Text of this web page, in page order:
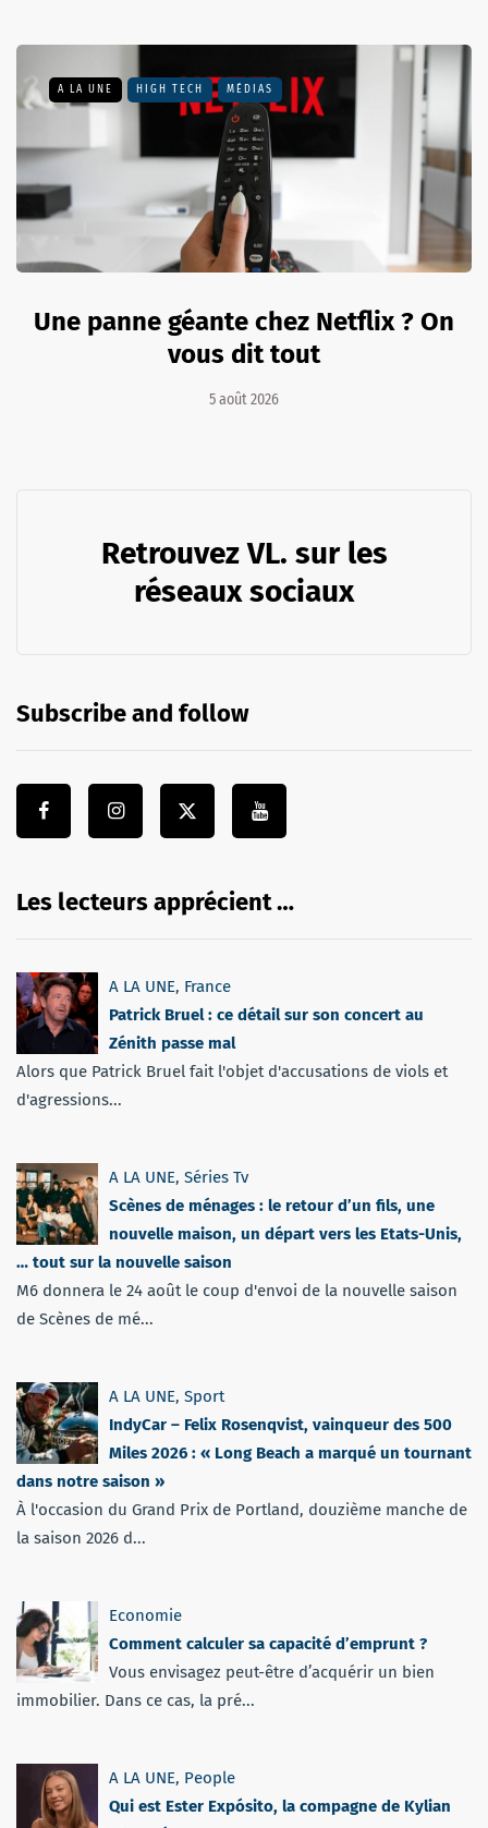
A LA UNE HIGH TECH MÉDIAS
Une panne géante chez Netflix ? On
vous dit tout
5 août 2026
Retrouvez VL. sur les
réseaux sociaux
Subscribe and follow
Les lecteurs apprécient …
A LA UNE, France
Patrick Bruel : ce détail sur son concert au
Zénith passe mal
Alors que Patrick Bruel fait l'objet d'accusations de viols et
d'agressions...
A LA UNE, Séries Tv
Scènes de ménages : le retour d’un fils, une
nouvelle maison, un départ vers les Etats-Unis,
… tout sur la nouvelle saison
M6 donnera le 24 août le coup d'envoi de la nouvelle saison
de Scènes de mé...
A LA UNE, Sport
IndyCar – Felix Rosenqvist, vainqueur des 500
Miles 2026 : « Long Beach a marqué un tournant
dans notre saison »
À l'occasion du Grand Prix de Portland, douzième manche de
la saison 2026 d...
Economie
Comment calculer sa capacité d’emprunt ?
Vous envisagez peut-être d’acquérir un bien
immobilier. Dans ce cas, la pré...
A LA UNE, People
Qui est Ester Expósito, la compagne de Kylian